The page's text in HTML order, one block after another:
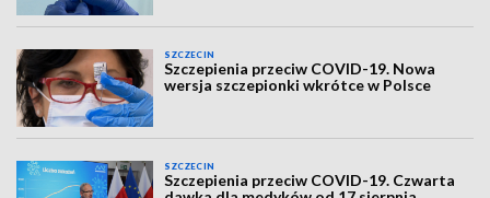
SZCZECIN
Szczepienia przeciw COVID-19. Nowa
wersja szczepionki wkrótce w Polsce
SZCZECIN
Szczepienia przeciw COVID-19. Czwarta